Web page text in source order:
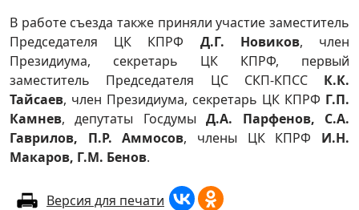
В работе съезда также приняли участие заместитель
Председателя ЦК КПРФ Д.Г. Новиков, член
Президиума, секретарь ЦК КПРФ, первый
заместитель Председателя ЦС СКП-КПСС К.К.
Тайсаев, член Президиума, секретарь ЦК КПРФ Г.П.
Камнев, депутаты ГосдумыД.А. Парфенов, С.А.
Гаврилов, П.Р. Аммосов, члены ЦК КПРФ И.Н.
Макаров, Г.М. Бенов.
Версия для печати